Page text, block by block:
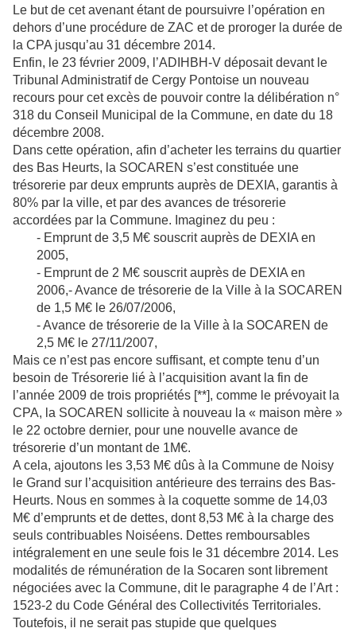
Le but de cet avenant étant de poursuivre l’opération en
dehors d’une procédure de ZAC et de proroger la durée de
la CPA jusqu’au 31 décembre 2014.
Enfin, le 23 février 2009, l’ADIHBH-V déposait devant le
Tribunal Administratif de Cergy Pontoise un nouveau
recours pour cet excès de pouvoir contre la délibération n°
318 du Conseil Municipal de la Commune, en date du 18
décembre 2008.
Dans cette opération, afin d’acheter les terrains du quartier
des Bas Heurts, la SOCAREN s’est constituée une
trésorerie par deux emprunts auprès de DEXIA, garantis à
80% par la ville, et par des avances de trésorerie
accordées par la Commune. Imaginez du peu :
- Emprunt de 3,5 M€ souscrit auprès de DEXIA en
2005,
- Emprunt de 2 M€ souscrit auprès de DEXIA en
2006,- Avance de trésorerie de la Ville à la SOCAREN
de 1,5 M€ le 26/07/2006,
- Avance de trésorerie de la Ville à la SOCAREN de
2,5 M€ le 27/11/2007,
Mais ce n’est pas encore suffisant, et compte tenu d’un
besoin de Trésorerie lié à l’acquisition avant la fin de
l’année 2009 de trois propriétés [**], comme le prévoyait la
CPA, la SOCAREN sollicite à nouveau la « maison mère »
le 22 octobre dernier, pour une nouvelle avance de
trésorerie d’un montant de 1M€.
A cela, ajoutons les 3,53 M€ dûs à la Commune de Noisy
le Grand sur l’acquisition antérieure des terrains des Bas-
Heurts. Nous en sommes à la coquette somme de 14,03
M€ d’emprunts et de dettes, dont 8,53 M€ à la charge des
seuls contribuables Noiséens. Dettes remboursables
intégralement en une seule fois le 31 décembre 2014. Les
modalités de rémunération de la Socaren sont librement
négociées avec la Commune, dit le paragraphe 4 de l’Art :
1523-2 du Code Général des Collectivités Territoriales.
Toutefois, il ne serait pas stupide que quelques